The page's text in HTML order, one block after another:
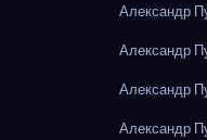
Александр
Александр
Александр
Александр